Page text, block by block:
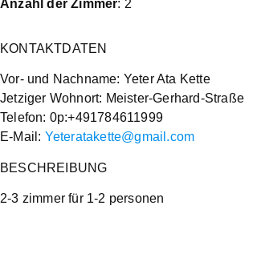
Anzahl der Zimmer: 2
KONTAKTDATEN
Vor- und Nachname: Yeter Ata Kette
Jetziger Wohnort: Meister-Gerhard-Straße
Telefon: 0p:+491784611999
E-Mail: Yeteratakette@gmail.com
BESCHREIBUNG
2-3 zimmer für 1-2 personen